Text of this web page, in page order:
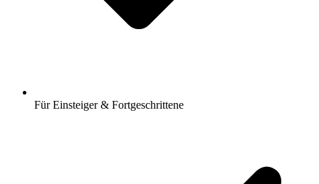
Für Einsteiger & Fortgeschrittene